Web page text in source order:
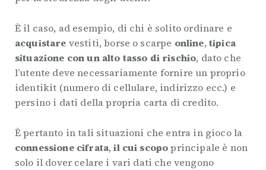
È il caso, ad esempio, di chi è solito ordinare e
acquistare vestiti, borse o scarpe online, tipica
situazione con un alto tasso di rischio, dato che
l’utente deve necessariamente fornire un proprio
identikit (numero di cellulare, indirizzo ecc.) e
persino i dati della propria carta di credito.
È pertanto in tali situazioni che entra in gioco la
connessione cifrata,il cui scopoprincipale è non
solo il dover celare i vari dati che vengono